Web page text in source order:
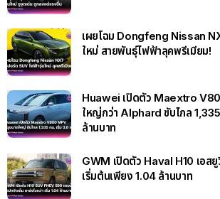
เผยโฉม Dongfeng Nissan
ใหม่ สายพันธุ์ไฟฟ้าลุคพรีเมียม!
Huawei เปิดตัว Maextro
ใหญ่กว่า Alphard ขับไกล 1,335
ล้านบาท
GWM เปิดตัว Haval H10 เอส
เริ่มต้นเพียง 1.04 ล้านบาท